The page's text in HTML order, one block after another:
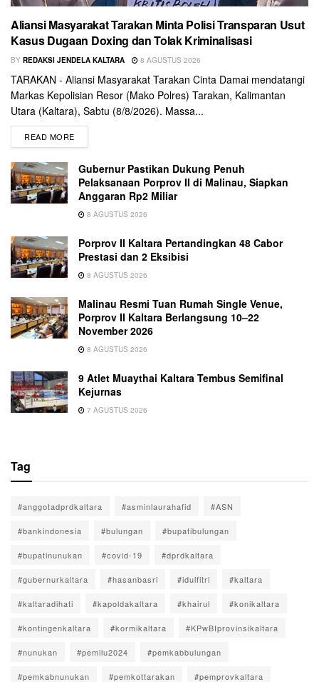
Aliansi Masyarakat Tarakan Minta Polisi Transparan Usut
Kasus Dugaan Doxing dan Tolak Kriminalisasi
BY REDAKSI JENDELA KALTARA 8 AGUSTUS 2026
TARAKAN - Aliansi Masyarakat Tarakan Cinta Damai mendatangi
Markas Kepolisian Resor (Mako Polres) Tarakan, Kalimantan
Utara (Kaltara), Sabtu (8/8/2026). Massa...
READ MORE
Gubernur Pastikan Dukung Penuh
Pelaksanaan Porprov II di Malinau, Siapkan
Anggaran Rp2 Miliar
8 AGUSTUS 2026
Porprov II Kaltara Pertandingkan 48 Cabor
Prestasi dan 2 Eksibisi
8 AGUSTUS 2026
Malinau Resmi Tuan Rumah Single Venue,
Porprov II Kaltara Berlangsung 10–22
November 2026
8 AGUSTUS 2026
9 Atlet Muaythai Kaltara Tembus Semifinal
Kejurnas
7 AGUSTUS 2026
Tag
#anggotadprdkaltara #asminlaurahafid #ASN
#bankindonesia #bulungan #bupatibulungan
#bupatinunukan #covid-19 #dprdkaltara
#gubernurkaltara #hasanbasri #idulfitri #kaltara
#kaltaradihati #kapoldakaltara #khairul #konikaltara
#kontingenkaltara #kormikaltara #KPwBIprovinsikaltara
#nunukan #pemilu2024 #pemkabbulungan
#pemkabnunukan #pemkottarakan #pemprovkaltara